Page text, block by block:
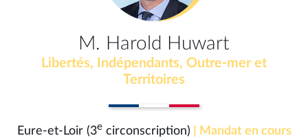
M. Harold Huwart
Libertés, Indépendants, Outre-mer et
Territoires
Eure-et-Loir (3ecirconscription) | Mandat en cours